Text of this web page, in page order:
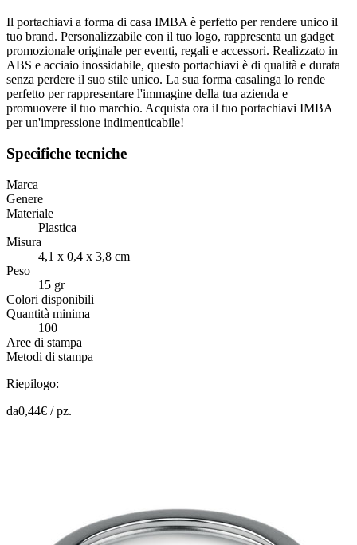
Il portachiavi a forma di casa IMBA è perfetto per rendere unico il
tuo brand. Personalizzabile con il tuo logo, rappresenta un gadget
promozionale originale per eventi, regali e accessori. Realizzato in
ABS e acciaio inossidabile, questo portachiavi è di qualità e durata
senza perdere il suo stile unico. La sua forma casalinga lo rende
perfetto per rappresentare l'immagine della tua azienda e
promuovere il tuo marchio. Acquista ora il tuo portachiavi IMBA
per un'impressione indimenticabile!
Specifiche tecniche
Marca
Genere
Materiale
Plastica
Misura
4,1 x 0,4 x 3,8 cm
Peso
15 gr
Colori disponibili
Quantità minima
100
Aree di stampa
Metodi di stampa
Riepilogo:
da0,44€ /pz.